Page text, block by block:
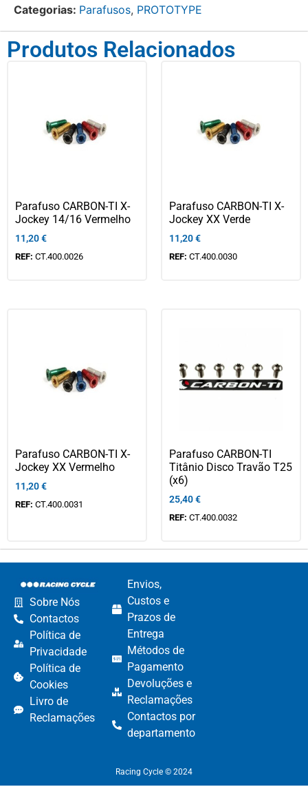
Categorias: Parafusos, PROTOTYPE
Produtos Relacionados
Parafuso CARBON-TI X-
Jockey 14/16 Vermelho
11,20€
REF: CT.400.0026
Parafuso CARBON-TI X-
Jockey XX Verde
11,20€
REF: CT.400.0030
Parafuso CARBON-TI X-
Jockey XX Vermelho
11,20€
REF: CT.400.0031
Parafuso CARBON-TI
Titânio Disco Travão T25
(x6)
25,40€
REF: CT.400.0032
Sobre Nós
Contactos
Política de
Privacidade
Política de
Cookies
Livro de
Reclamações
Envios,
Custos e
Prazos de
Entrega
Métodos de
Pagamento​
Devoluções e
Reclamações​
Contactos por
departamento​
Racing Cycle © 2024